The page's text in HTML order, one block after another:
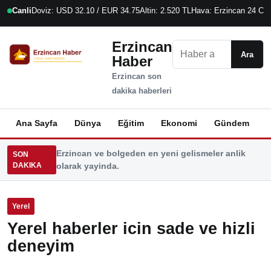
Canli Doviz: USD 32.10 / EUR 34.75Altin: 2.520 TLHava: Erzincan 24 C
Erzincan
Haber
Erzincan son
dakika haberleri
Ara
Ana Sayfa Dünya Eğitim Ekonomi Gündem
SON
DAKIKA
Erzincan ve bolgeden en yeni gelismeler anlik
olarak yayinda.
Yerel
Yerel haberler icin sade ve hizli
deneyim